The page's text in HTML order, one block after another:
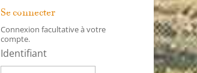
Se connecter
Connexion facultative à votre
compte.
Identifiant